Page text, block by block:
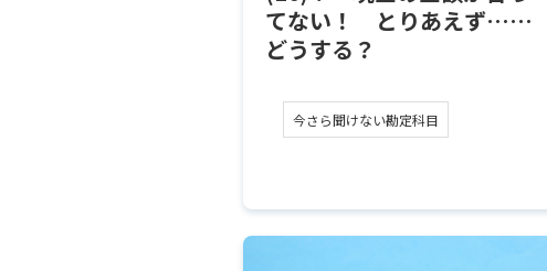
てない！ とりあえず……
どうする？
今さら聞けない勘定科目